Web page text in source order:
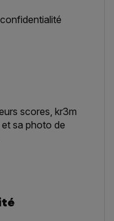
scores, kr3m
sa photo de